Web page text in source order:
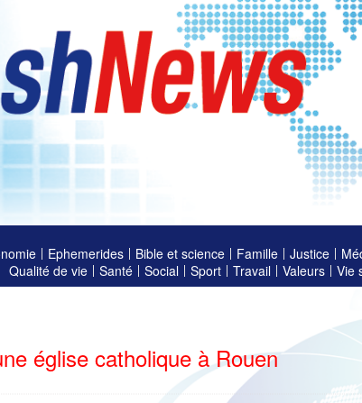
Ephemerides Bible et science Famille Justice
Qualité de vie
Santé Social Sport Travail Valeurs Vie
église catholique à Rouen